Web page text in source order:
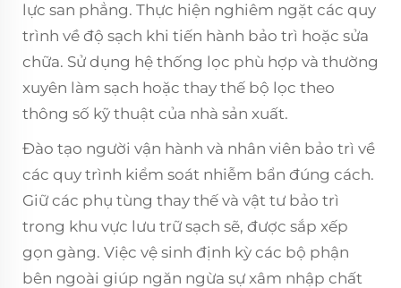
lực san phẳng. Thực hiện nghiêm ngặt các quy
trình về độ sạch khi tiến hành bảo trì hoặc sửa
chữa. Sử dụng hệ thống lọc phù hợp và thường
xuyên làm sạch hoặc thay thế bộ lọc theo
thông số kỹ thuật của nhà sản xuất.
Đào tạo người vận hành và nhân viên bảo trì về
các quy trình kiểm soát nhiễm bẩn đúng cách.
Giữ các phụ tùng thay thế và vật tư bảo trì
trong khu vực lưu trữ sạch sẽ, được sắp xếp
gọn gàng. Việc vệ sinh định kỳ các bộ phận
bên ngoài giúp ngăn ngừa sự xâm nhập chất